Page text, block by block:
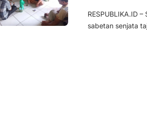
RESPUBLIKA.ID
sabetan senjata